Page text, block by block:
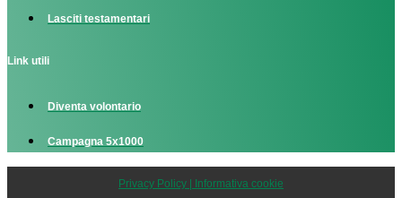
Lasciti testamentari
Link utili
Diventa volontario
Campagna 5x1000
Privacy Policy | Informativa cookie